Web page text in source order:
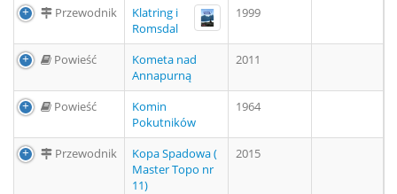
Przewodnik
Klatring i
Romsdal
1999
Powieść
Kometa nad
Annapurną
2011
Powieść
Komin
Pokutników
1964
Przewodnik
Kopa Spadowa (
Master Topo nr
11)
2015